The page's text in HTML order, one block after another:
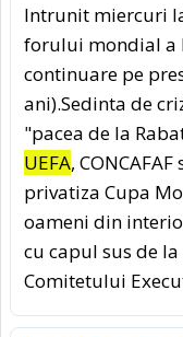
Intrunit miercuri
forului mondial a
continuare pe
ani).Sedinta de
"pacea de la
UEFA,
privatiza Cupa
oameni din
cu capul sus de
Comitetului